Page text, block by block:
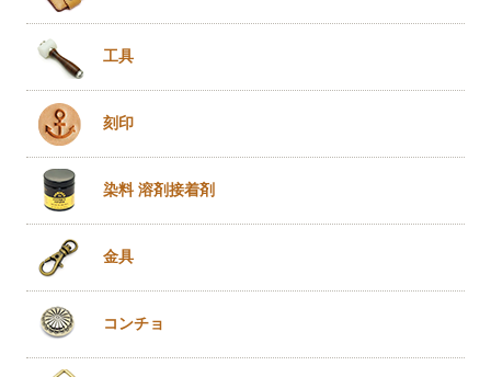
工具
刻印
染料 溶剤接着剤
金具
コンチョ